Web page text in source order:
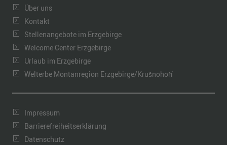
Über uns
Kontakt
Stellenangebote im Erzgebirge
Welcome Center Erzgebirge
Urlaub im Erzgebirge
Welterbe Montanregion Erzgebirge/Krušnohoří
Impressum
Barrierefreiheitserklärung
Datenschutz